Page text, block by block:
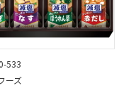
533
ーズ